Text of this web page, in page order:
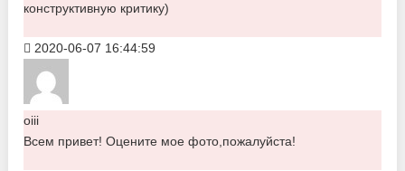
конструктивную критику)
2020-06-07 16:44:59
oiii
Всем привет! Оцените мое фото,пожалуйста!